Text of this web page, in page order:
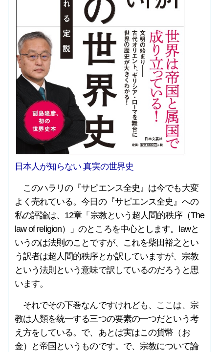
日本人が知らない 真実の世界史
このハラリの『サピエンス全史』は今でも大変
よく売れている。今日の『サピエンス全史』への
私の評論は、12章「宗教という超人間的秩序（The
law of religion）」のところを中心とします。lawと
いうのは法則のことですが、これを柴田裕之とい
う訳者は超人間的秩序とか訳していますが、宗教
という法則という意味で訳しているのだろうと思
います。
それでその下巻なんですけれども、ここは、宗
教は人類を統一する三つの要素の一つだという考
え方をしている。で、あとは実はこの貨幣（お
金）と帝国というものです。で、宗教について論